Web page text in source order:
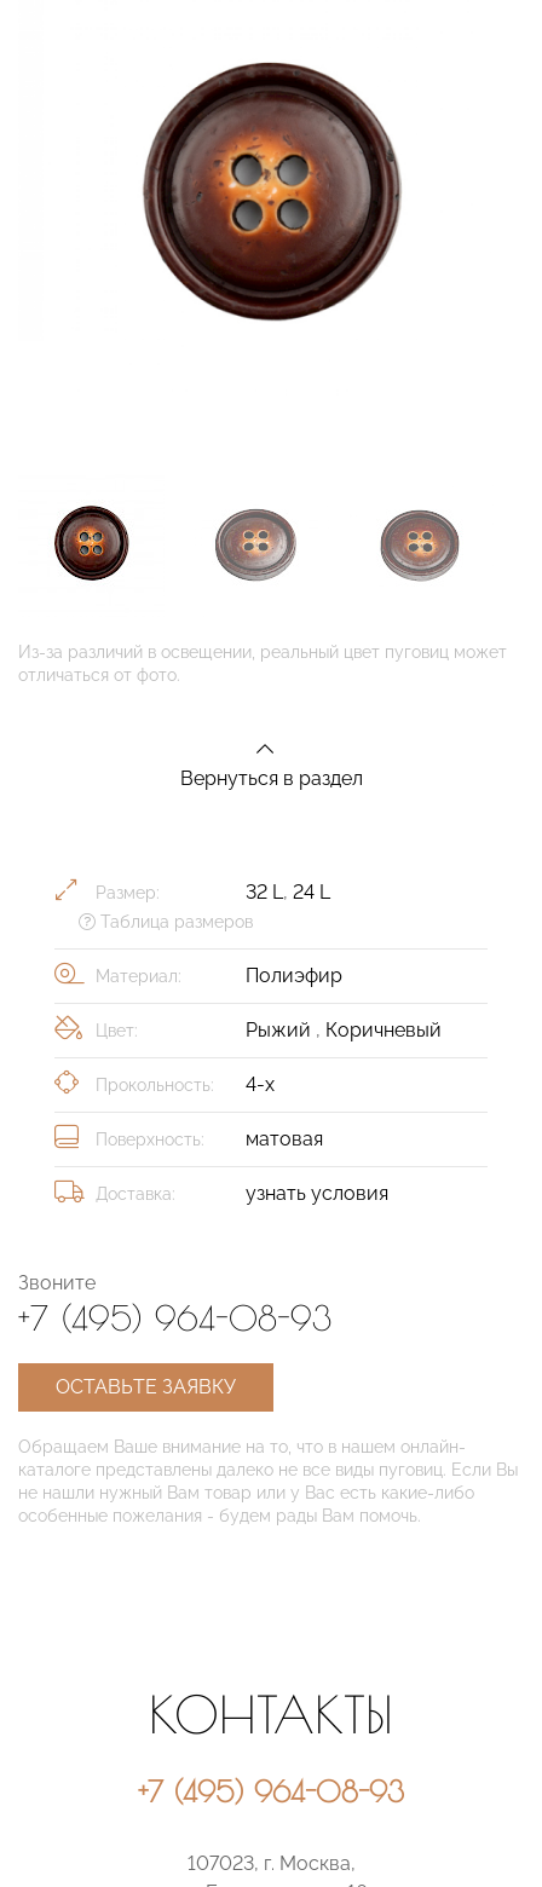
Из-за различий в освещении, реальный цвет пуговиц может
отличаться от фото.
Вернуться в раздел
Размер: 32 L, 24 L
Таблица размеров
Материал: Полиэфир
Цвет: Рыжий , Коричневый
Прокольность: 4-х
Поверхность: матовая
Доставка: узнать условия
Звоните
+7 (495) 964-08-93
ОСТАВЬТЕ ЗАЯВКУ
Обращаем Ваше внимание на то, что в нашем онлайн-
каталоге представлены далеко не все виды пуговиц. Если Вы
не нашли нужный Вам товар или у Вас есть какие-либо
особенные пожелания - будем рады Вам помочь.
КОНТАКТЫ
+7 (495) 964-08-93
107023, г. Москва,